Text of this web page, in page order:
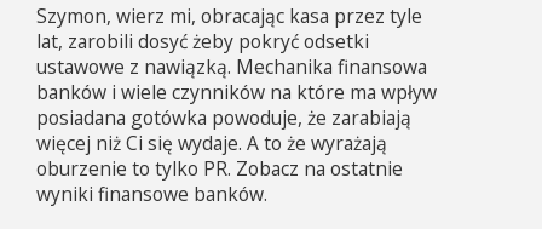
t
Szymon, wierz mi, obracając kasa przez tyle
lat, zarobili dosyć żeby pokryć odsetki
ustawowe z nawiązką. Mechanika finansowa
banków i wiele czynników na które ma wpływ
posiadana gotówka powoduje, że zarabiają
więcej niż Ci się wydaje. A to że wyrażają
oburzenie to tylko PR. Zobacz na ostatnie
wyniki finansowe banków.